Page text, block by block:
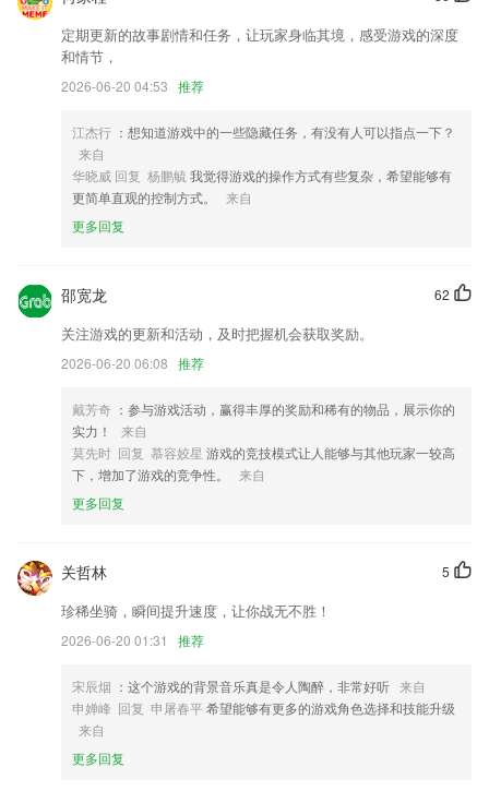
新增部分信息
新增精准推送功能
全新盘点功能上线；
优化用户体验及修复已知问题
联系我们
以上就是满堂彩下载appios的介绍，如果您喜欢这款软件，您可以到应用
商店进行打分评论，说出您的使用经历，以帮助我们更好的对产品进行优
化修改。
定期更新的故事剧情和任务，让玩家身临其境，感受游戏的深度
和情节，
2026-06-20 04:53 推荐
江杰行 ：想知道游戏中的一些隐藏任务，有没有人可以指点一下？
来自
华晓威 回复 杨鹏毓 我觉得游戏的操作方式有些复杂，希望能够有
更简单直观的控制方式。
来自
更多回复
62
邵宽龙
关注游戏的更新和活动，及时把握机会获取奖励。
2026-06-20 06:08 推荐
戴芳奇 ：参与游戏活动，赢得丰厚的奖励和稀有的物品，展示你的
实力！
来自
莫先时 回复 慕容姣星 游戏的竞技模式让人能够与其他玩家一较高
下，增加了游戏的竞争性。
来自
更多回复
5
关哲林
珍稀坐骑，瞬间提升速度，让你战无不胜！
2026-06-20 01:31 推荐
宋辰烟 ：这个游戏的背景音乐真是令人陶醉，非常好听 来自
申婵峰 回复 申屠春平希望能够有更多的游戏角色选择和技能升级
来自
更多回复